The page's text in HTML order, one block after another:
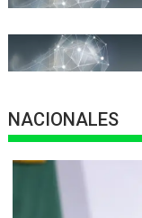
NACIONALES